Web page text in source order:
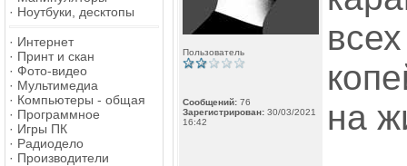
· Ноутбуки, десктопы
· Интернет
· Принт и скан
· Фото-видео
· Мультимедиа
· Компьютеры - общая
· Программное
· Игры ПК
· Радиодело
· Производители
Пользователь
Сообщений: 76
Зарегистрирован: 30/03/2021
16:42
на